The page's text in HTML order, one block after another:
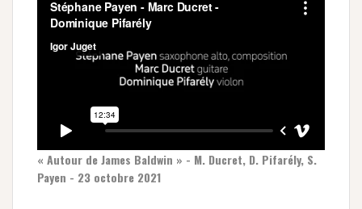
« Autour de James Baldwin » - M. Ducret, D. Pifarély, S.
Payen - 23 octobre 2021